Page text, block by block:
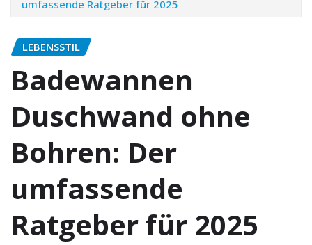
umfassende Ratgeber für 2025
LEBENSSTIL
Badewannen
Duschwand ohne
Bohren: Der
umfassende
Ratgeber für 2025